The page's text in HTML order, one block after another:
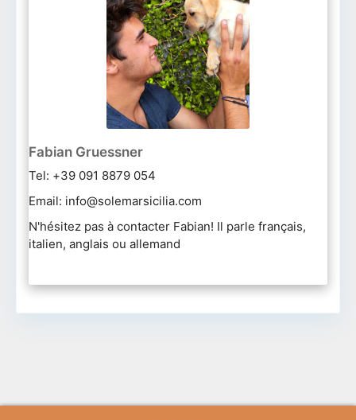
Fabian Gruessner
Tel: +39 091 8879 054
Email: info@solemarsicilia.com
N'hésitez pas à contacter Fabian! Il parle français,
italien, anglais ou allemand